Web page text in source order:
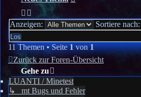
Anzeigen: Sortiere nach:
11 Themen • Seite1von1
Zurück zur Foren-Übersicht
Gehe zu
LUANTI / Minetest
↳ mt Bugs und Fehler